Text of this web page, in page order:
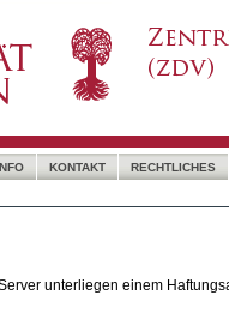
KONTAKT RECHTLICHES
unterliegen einem